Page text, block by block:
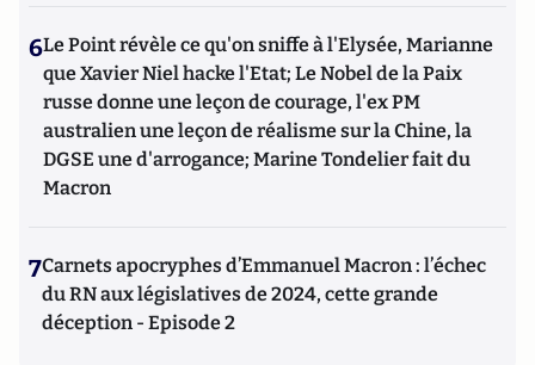
6Le Point révèle ce qu'on sniffe à l'Elysée, Marianne
que Xavier Niel hacke l'Etat; Le Nobel de la Paix
russe donne une leçon de courage, l'ex PM
australien une leçon de réalisme sur la Chine, la
DGSE une d'arrogance; Marine Tondelier fait du
Macron
7Carnets apocryphes d’Emmanuel Macron : l’échec
du RN aux législatives de 2024, cette grande
déception - Episode 2